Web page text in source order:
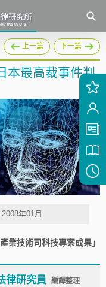
上一篇 下一篇
本最高裁事件判
年01月
業技術司科技專案成果」
研究員 編譯整理